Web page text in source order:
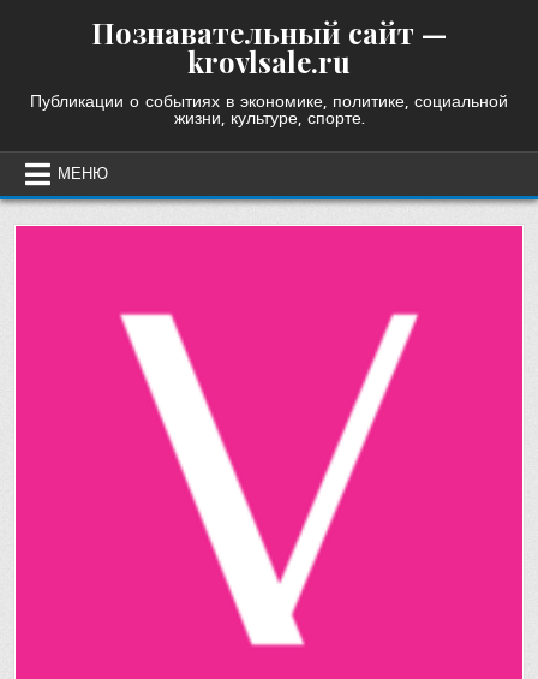
Познавательный сайт —
krovlsale.ru
Публикации о событиях в экономике, политике, социальной
жизни, культуре, спорте.
МЕНЮ